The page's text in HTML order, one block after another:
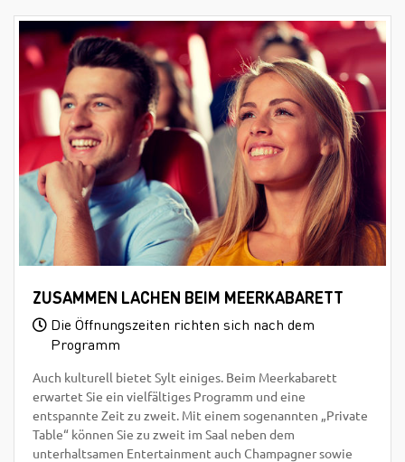
ZUSAMMEN LACHEN BEIM MEERKABARETT
Die Öffnungszeiten richten sich nach dem
Programm
Auch kulturell bietet Sylt einiges. Beim Meerkabarett
erwartet Sie ein vielfältiges Programm und eine
entspannte Zeit zu zweit. Mit einem sogenannten „Private
Table“ können Sie zu zweit im Saal neben dem
unterhaltsamen Entertainment auch Champagner sowie